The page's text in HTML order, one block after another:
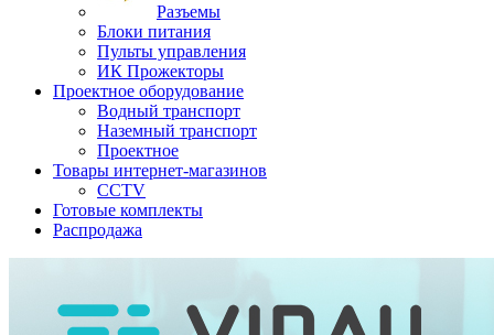
Разъемы
Блоки питания
Пульты управления
ИК Прожекторы
Проектное оборудование
Водный транспорт
Наземный транспорт
Проектное
Товары интернет-магазинов
CCTV
Готовые комплекты
Распродажа